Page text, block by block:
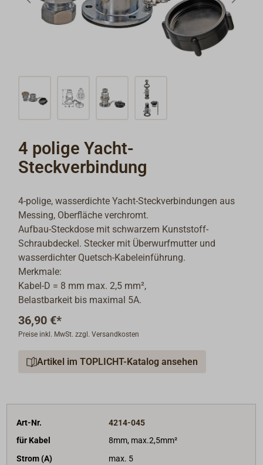
4 polige Yacht-
Steckverbindung
4-polige, wasserdichte Yacht-Steckverbindungen aus
Messing, Oberfläche verchromt.
Aufbau-Steckdose mit schwarzem Kunststoff-
Schraubdeckel. Stecker mit Überwurfmutter und
wasserdichter Quetsch-Kabeleinführung.
Merkmale:
Kabel-D = 8 mm max. 2,5 mm²,
Belastbarkeit bis maximal 5A.
36,90 €*
Preise inkl. MwSt. zzgl. Versandkosten
Artikel im TOPLICHT-Katalog ansehen
Art-Nr.
4214-045
für Kabel
8mm, max.2,5mm²
Strom (A)
max. 5